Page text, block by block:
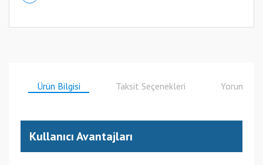
Ürün Bilgisi Taksit Seçenekleri Yorumlar
Kullanıcı Avantajları